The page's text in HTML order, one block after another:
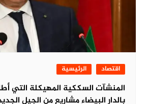
اقتصاد الرئيسية
المنشآت السككية المهيكلة التي
بالدار البيضاء مشاريع من الجيل